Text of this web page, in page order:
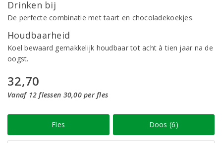
Drinken bij
De perfecte combinatie met taart en chocoladekoekjes.
Houdbaarheid
Koel bewaard gemakkelijk houdbaar tot acht à tien jaar na de
oogst.
32,70
Vanaf 12 flessen 30,00 per fles
Fles Doos (6)